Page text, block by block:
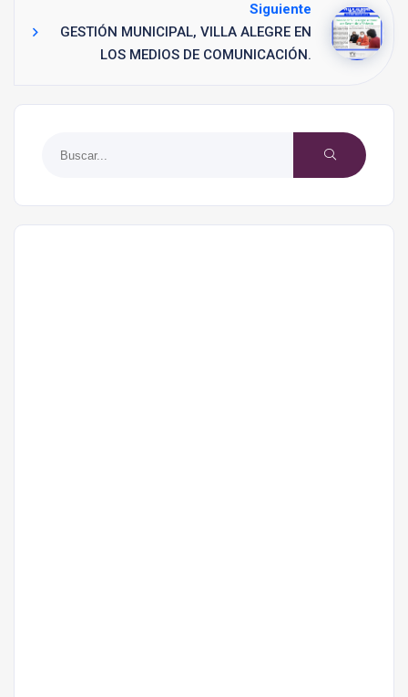
Siguiente
GESTIÓN MUNICIPAL, VILLA ALEGRE EN
LOS MEDIOS DE COMUNICACIÓN.